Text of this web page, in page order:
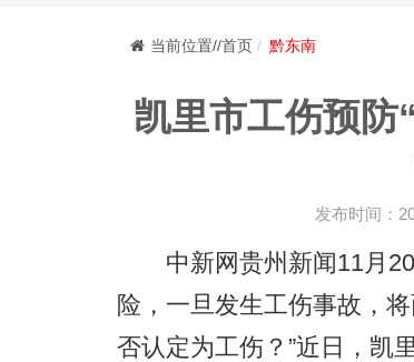
当前位置//首页 黔东南
凯里市工伤预防
发布时间：
中新网贵州新闻11月20
险，一旦发生工伤事故，
否认定为工伤？”近日，凯